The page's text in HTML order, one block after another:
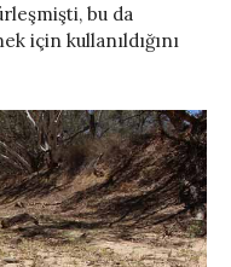
bu da
için kullanıldığını